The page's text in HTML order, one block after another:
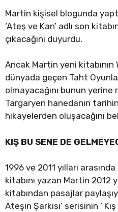
Martin kişisel blogunda
‘Ateş ve Kan’ adlı son
çıkacağını duyurdu.
Ancak Martin yeni kitabının
dünyada geçen Taht
olmayacağını bunun yerine
Targaryen hanedanın
hikayelerden oluşacağını
KIŞ BU SENE DE
1996​ ve 2011 yılları
kitabını yazan Martin 2012
kitabından pasajlar
Ateşin Şarkısı’ serisinin ‘